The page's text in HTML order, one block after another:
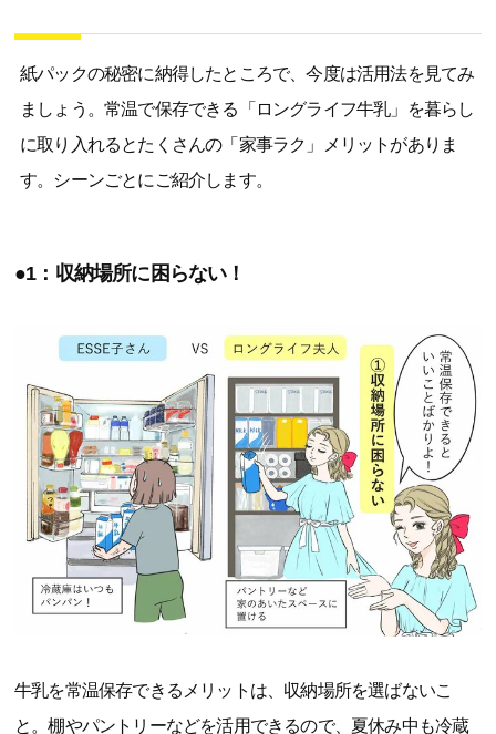
紙パックの秘密に納得したところで、今度は活用法を見てみ
ましょう。常温で保存できる「ロングライフ牛乳」を暮らし
に取り入れるとたくさんの「家事ラク」メリットがありま
す。シーンごとにご紹介します。
●1：収納場所に困らない！
牛乳を常温保存できるメリットは、収納場所を選ばないこ
と。棚やパントリーなどを活用できるので、夏休み中も冷蔵